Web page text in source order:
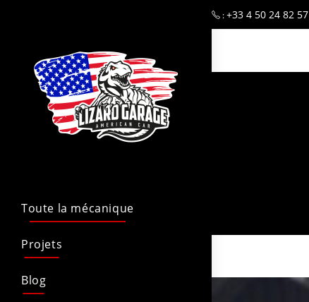
:+33 4 50 24 82 57
Toute la mécanique
Projets
Blog